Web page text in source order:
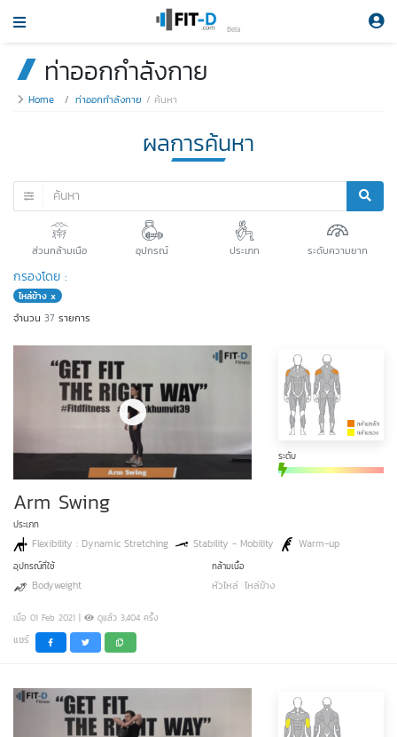
Beta
ท่าออกกำลังกาย
Home ท่าออกกำลังกาย ค้นหา
ผลการค้นหา
ส่วนกล้ามเนือ อุปกรณ์ ประเภท ระดับความยาก
กรองโดย :
ไหล่ข้าง x
จำนวน 37 รายการ
ระดับ
Arm Swing
ประเภท
Flexibility : Dynamic Stretching Stability - Mobility Warm-up
อุปกรณ์ที่ใช้
Bodyweight
กล้ามเนื้อ
หัวไหล่ ไหล่ข้าง
เมื่อ 01 Feb 2021 | ดูแล้ว 3,404 ครั้ง
แชร์